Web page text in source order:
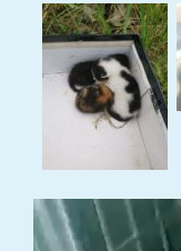
Video
grotuvas